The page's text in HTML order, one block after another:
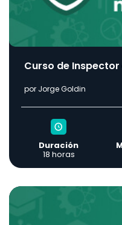
Curso de
por Jorge Goldin
Duración
18 horas